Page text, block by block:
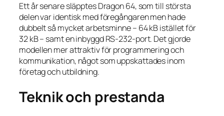
Ett år senare släpptes Dragon 64, som till största
delen var identisk med föregångaren men hade
dubbelt så mycket arbetsminne – 64 kB istället för
32 kB – samt en inbyggd RS-232-port. Det gjorde
modellen mer attraktiv för programmering och
kommunikation, något som uppskattades inom
företag och utbildning.
Teknik och prestanda